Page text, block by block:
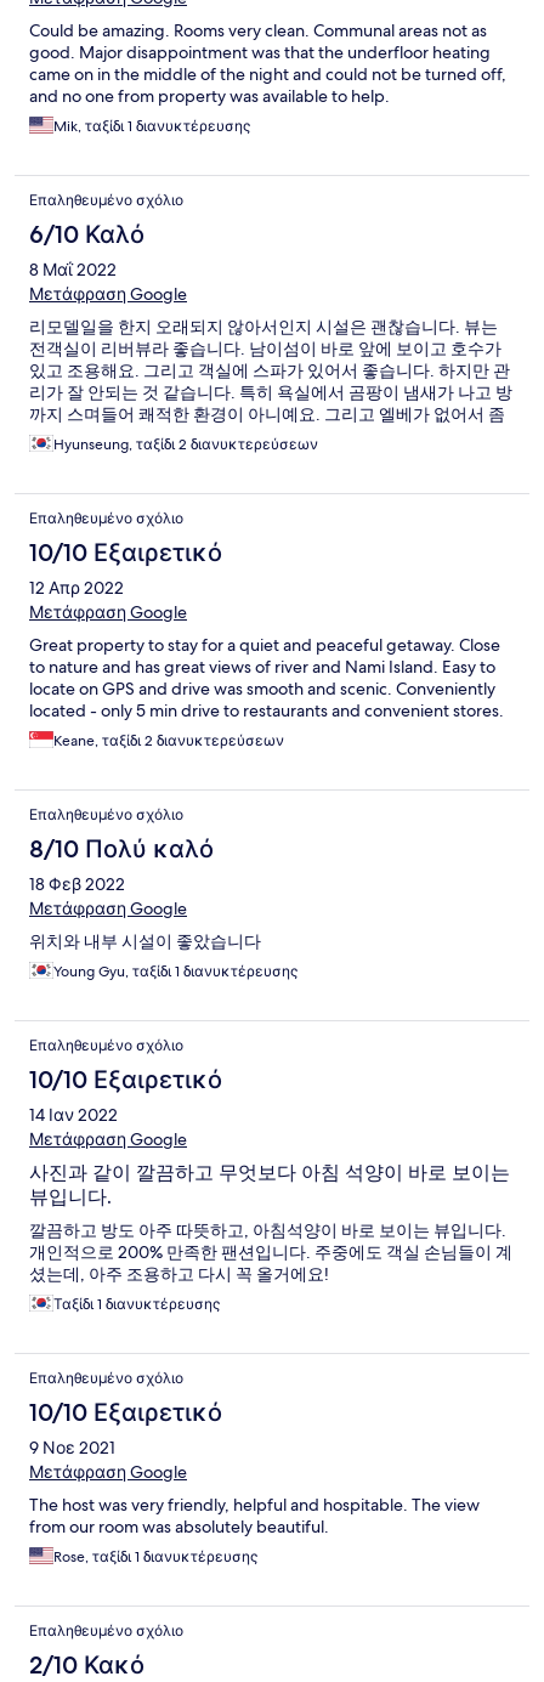
Could be amazing. Rooms very clean. Communal areas not as
good. Major disappointment was that the underfloor heating
came on in the middle of the night and could not be turned off,
and no one from property was available to help.
Mik, ταξίδι 1 διανυκτέρευσης
Επαληθευμένο σχόλιο
6/10 Καλό
8 Μαΐ 2022
Μετάφραση Google
리모델일을 한지 오래되지 않아서인지 시설은 괜찮습니다. 뷰는
전객실이 리버뷰라 좋습니다. 남이섬이 바로 앞에 보이고 호수가
있고 조용해요. 그리고 객실에 스파가 있어서 좋습니다. 하지만 관
리가 잘 안되는 것 같습니다. 특히 욕실에서 곰팡이 냄새가 나고 방
까지 스며들어 쾌적한 환경이 아니예요. 그리고 엘베가 없어서 좀
불편하고 안내실이 1층에 있어서 오가는게 좀 불편하고 사장님이
친절하지는 않습니다. 무뚝뚝하고 뭘 요청하면 직접와서 받아가라
Hyunseung, ταξίδι 2 διανυκτερεύσεων
Επαληθευμένο σχόλιο
10/10 Εξαιρετικό
12 Απρ 2022
Μετάφραση Google
Great property to stay for a quiet and peaceful getaway. Close
to nature and has great views of river and Nami Island. Easy to
locate on GPS and drive was smooth and scenic. Conveniently
located - only 5 min drive to restaurants and convenient stores.
Keane, ταξίδι 2 διανυκτερεύσεων
Επαληθευμένο σχόλιο
8/10 Πολύ καλό
18 Φεβ 2022
Μετάφραση Google
위치와 내부 시설이 좋았습니다
Young Gyu, ταξίδι 1 διανυκτέρευσης
Επαληθευμένο σχόλιο
10/10 Εξαιρετικό
14 Ιαν 2022
Μετάφραση Google
사진과 같이 깔끔하고 무엇보다 아침 석양이 바로 보이는
뷰입니다.
깔끔하고 방도 아주 따뜻하고, 아침석양이 바로 보이는 뷰입니다.
개인적으로 200% 만족한 팬션입니다. 주중에도 객실 손님들이 계
셨는데, 아주 조용하고 다시 꼭 올거에요!
Ταξίδι 1 διανυκτέρευσης
Επαληθευμένο σχόλιο
10/10 Εξαιρετικό
9 Νοε 2021
Μετάφραση Google
The host was very friendly, helpful and hospitable. The view
from our room was absolutely beautiful.
Rose, ταξίδι 1 διανυκτέρευσης
Επαληθευμένο σχόλιο
2/10 Κακό